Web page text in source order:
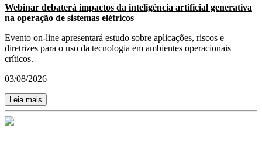
Webinar debaterá impactos da inteligência artificial generativa
na operação de sistemas elétricos
Evento on-line apresentará estudo sobre aplicações, riscos e
diretrizes para o uso da tecnologia em ambientes operacionais
críticos.
03/08/2026
Leia mais